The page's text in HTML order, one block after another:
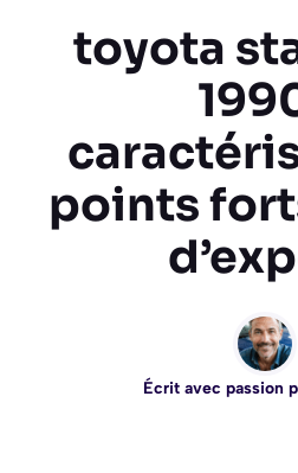
toyota
points
Écrit avec passion